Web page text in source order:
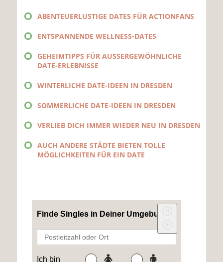
ABENTEUERLUSTIGE DATES FÜR ACTIONFANS
ENTSPANNENDE WELLNESS-DATES
GEHEIMTIPPS FÜR AUSSERGEWÖHNLICHE D
ATE-ERLEBNISSE
WINTERLICHE DATE-IDEEN IN DRESDEN
SOMMERLICHE DATE-IDEEN IN DRESDEN
VERLIEB DICH IMMER WIEDER NEU IN DRESDEN
AUCH ANDERE STÄDTE BIETEN TOLLE
MÖGLICHKEITEN FÜR EIN DATE